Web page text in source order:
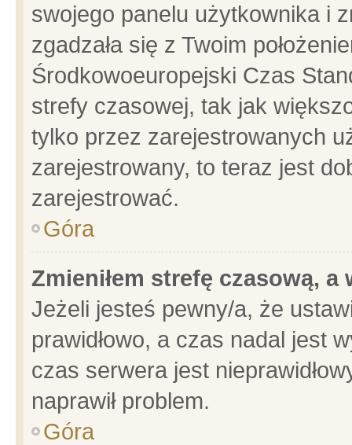
swojego panelu użytkownika i
zgadzała się z Twoim
Środkowoeuropejski Czas
strefy czasowej, tak jak
tylko przez zarejestrowanych
zarejestrowany, to teraz jest
zarejestrować.
Góra
Zmieniłem strefę czasową,
Jeżeli jesteś pewny/a, że
prawidłowo, a czas nadal jest
czas serwera jest
naprawił problem.
Góra